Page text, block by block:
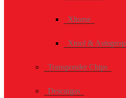
Xhorse
Xtool &
Transponder Chips
Descargas